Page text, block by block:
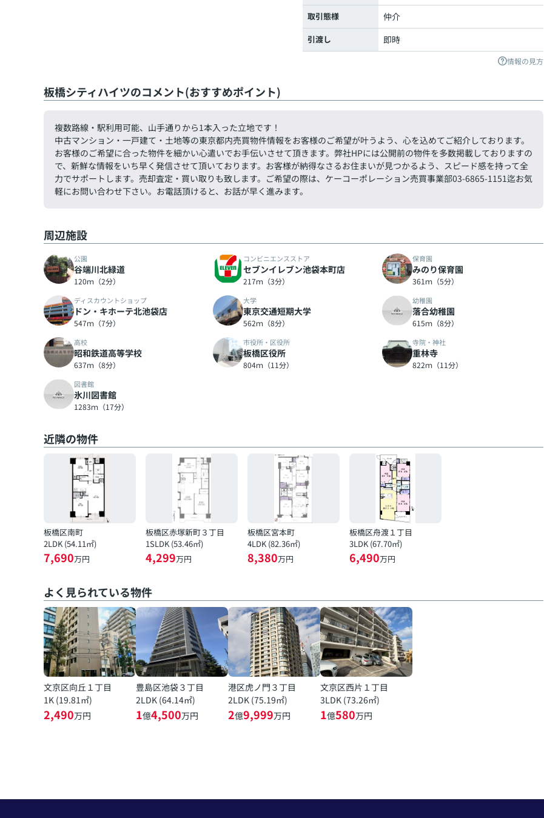
取引態様 仲介
引渡し 即時
情報の見方
板橋シティハイツのコメント(おすすめポイント)
複数路線・駅利用可能、山手通りから1本入った立地です！
中古マンション・一戸建て・土地等の東京都内売買物件情報をお客様のご希望が叶うよう、心を込めてご紹介しております。
お客様のご希望に合った物件を細かい心遣いでお手伝いさせて頂きます。弊社HPには公開前の物件を多数掲載しておりますの
で、新鮮な情報をいち早く発信させて頂いております。お客様が納得なさるお住まいが見つかるよう、スピード感を持って全
力でサポートします。売却査定・買い取りも致します。ご希望の際は、ケーコーポレーション売買事業部03-6865-1151迄お気
軽にお問い合わせ下さい。お電話頂けると、お話が早く進みます。
周辺施設
公園
谷端川北緑道
120ｍ（2分）
コンビニエンスストア
セブンイレブン池袋本町店
217ｍ（3分）
保育園
みのり保育園
361ｍ（5分）
ディスカウントショップ
ドン・キホーテ北池袋店
547ｍ（7分）
大学
東京交通短期大学
562ｍ（8分）
幼稚園
落合幼稚園
615ｍ（8分）
高校
昭和鉄道高等学校
637ｍ（8分）
市役所・区役所
板橋区役所
804ｍ（11分）
寺院・神社
重林寺
822ｍ（11分）
図書館
氷川図書館
1283ｍ（17分）
近隣の物件
板橋区南町
2LDK (54.11㎡)
7,690万円
板橋区赤塚新町３丁目
1SLDK (53.46㎡)
4,299万円
板橋区宮本町
4LDK (82.36㎡)
8,380万円
板橋区舟渡１丁目
3LDK (67.70㎡)
6,490万円
よく見られている物件
文京区向丘１丁目
1K (19.81㎡)
2,490万円
豊島区池袋３丁目
2LDK (64.14㎡)
1億4,500万円
港区虎ノ門３丁目
2LDK (75.19㎡)
2億9,999万円
文京区西片１丁目
3LDK (73.26㎡)
1億580万円